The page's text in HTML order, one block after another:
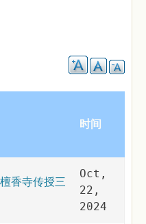
时间
香寺传授三
Oct,
22,
2024